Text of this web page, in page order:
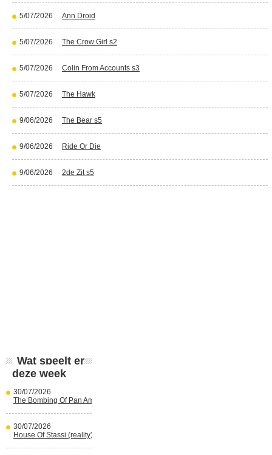
5/07/2026 Ann Droid
5/07/2026 The Crow Girl s2
5/07/2026 Colin From Accounts s3
5/07/2026 The Hawk
9/06/2026 The Bear s5
9/06/2026 Ride Or Die
9/06/2026 2de Zit s5
Wat speelt er
deze week
30/07/2026
The Bombing Of Pan Am 103 (Netflix)
30/07/2026
House Of Stassi (reality) (Disney+)